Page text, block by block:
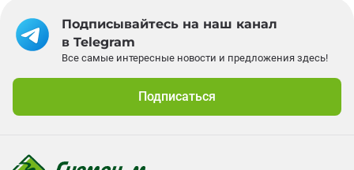
Подписывайтесь на наш канал
в Telegram
Все самые интересные новости и предложения здесь!
Подписаться